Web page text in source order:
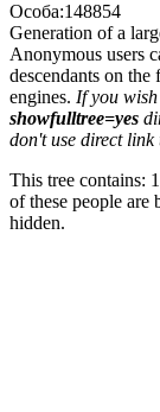
Особа:148854
Generation of a
Anonymous users
descendants on the
engines. If you
showfulltree=yes
don't use direct link
This tree contains:
of these people are
hidden.